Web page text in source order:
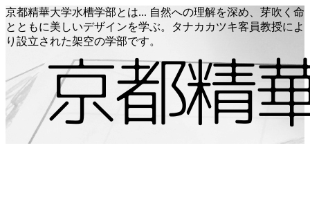
京都精華大学水槽学部とは... 自然への理解を深め、芽吹く命
とともに美しいデザインを学ぶ。タナカカツキ客員教授によ
り設立された架空の学部です。